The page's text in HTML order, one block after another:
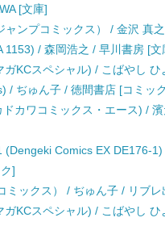
[文庫]
ンプコミックス） / 金沢 真
1153) / 森岡浩之 / 早川書房 [文
KCスペシャル) / こばやし
/ ぢゅん子 / 徳間書店 [コミッ
カワコミックス・エース) / 濱
Comics EX DE176-
]
ミックス） / ぢゅん子 / リブ
KCスペシャル) / こばやし